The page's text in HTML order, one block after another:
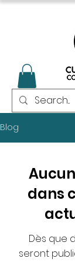
Blog
dans
Dès que
seront